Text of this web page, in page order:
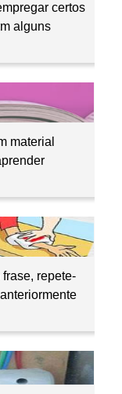
certos
alguns
material
repete-